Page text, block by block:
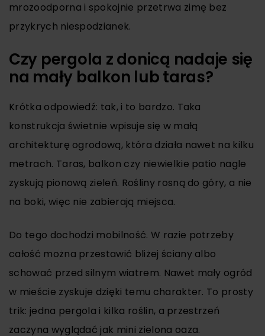
mrozoodporna i spokojnie przetrwa zimę bez
przykrych niespodzianek.
Czy pergola z donicą nadaje się
na mały balkon lub taras?
Krótka odpowiedź: tak, i to bardzo. Taka
konstrukcja świetnie wpisuje się w małą
architekturę ogrodową, która działa nawet na kilku
metrach. Taras, balkon czy niewielkie patio nagle
zyskują pionową zieleń. Rośliny rosną do góry, a nie
na boki, więc nie zabierają miejsca.
Do tego dochodzi mobilność. W razie potrzeby
całość można przestawić bliżej ściany albo
schować przed silnym wiatrem. Nawet mały ogród
w mieście zyskuje dzięki temu charakter. To prosty
trik: jedna pergola i kilka roślin, a przestrzeń
zaczyna wyglądać jak mini zielona oaza.